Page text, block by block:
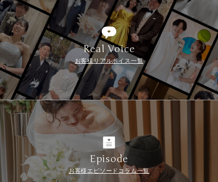
Real Voice
お客様リアルボイス一覧
Episode
お客様エピソードコラム一覧